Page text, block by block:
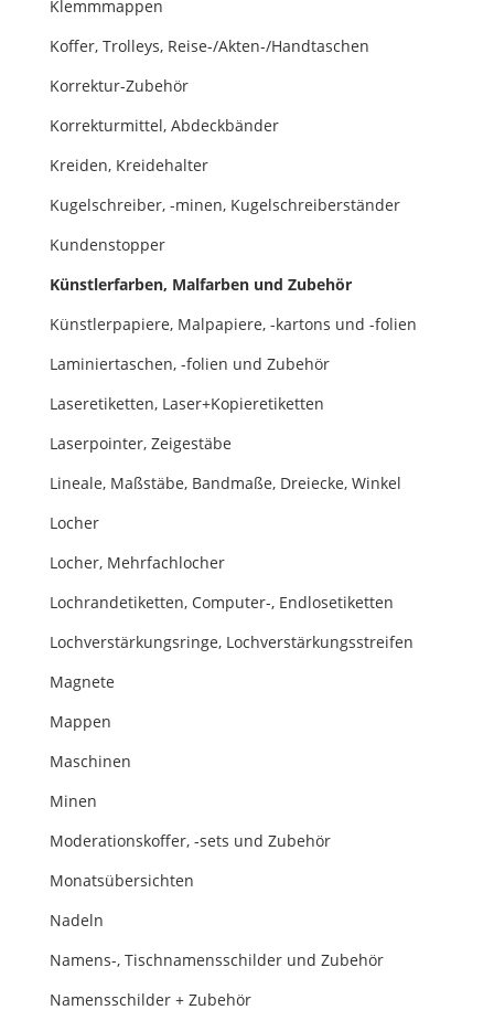
Klemmmappen
Koffer, Trolleys, Reise-/Akten-/Handtaschen
Korrektur-Zubehör
Korrekturmittel, Abdeckbänder
Kreiden, Kreidehalter
Kugelschreiber, -minen, Kugelschreiberständer
Kundenstopper
Künstlerfarben, Malfarben und Zubehör
Künstlerpapiere, Malpapiere, -kartons und -folien
Laminiertaschen, -folien und Zubehör
Laseretiketten, Laser+Kopieretiketten
Laserpointer, Zeigestäbe
Lineale, Maßstäbe, Bandmaße, Dreiecke, Winkel
Locher
Locher, Mehrfachlocher
Lochrandetiketten, Computer-, Endlosetiketten
Lochverstärkungsringe, Lochverstärkungsstreifen
Magnete
Mappen
Maschinen
Minen
Moderationskoffer, -sets und Zubehör
Monatsübersichten
Nadeln
Namens-, Tischnamensschilder und Zubehör
Namensschilder + Zubehör